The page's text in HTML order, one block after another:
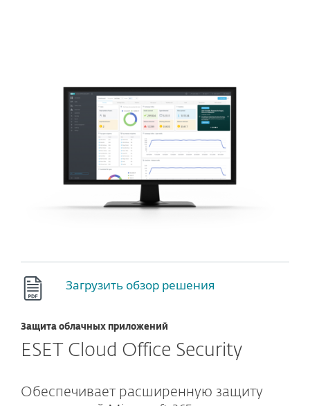
Загрузить обзор решения
Защита облачных приложений
ESET Cloud Office Security
Обеспечивает расширенную защиту